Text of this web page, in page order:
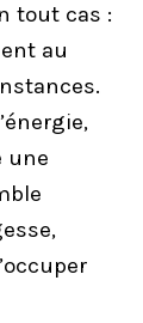
tout cas :
au
une